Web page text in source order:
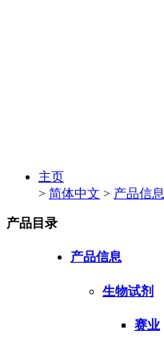
主页
> 简体中文 > 产品信息
产品目录
产品信息
生物试剂
赛业